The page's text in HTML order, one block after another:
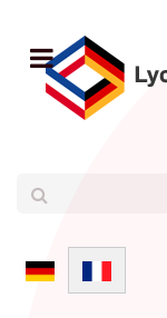
Sélectionnez